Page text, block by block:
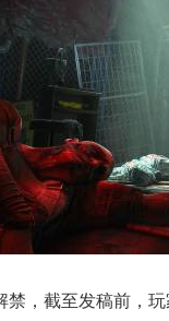
禁，截至发稿前，